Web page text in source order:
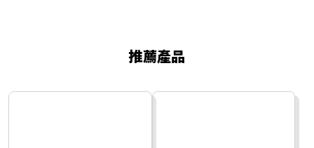
推薦產品